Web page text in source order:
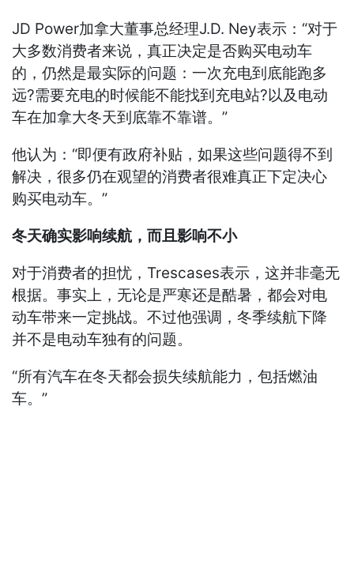
JD Power加拿大董事总经理J.D. Ney表示：“对于
大多数消费者来说，真正决定是否购买电动车
的，仍然是最实际的问题：一次充电到底能跑多
远?需要充电的时候能不能找到充电站?以及电动
车在加拿大冬天到底靠不靠谱。”
他认为：“即便有政府补贴，如果这些问题得不到
解决，很多仍在观望的消费者很难真正下定决心
购买电动车。”
冬天确实影响续航，而且影响不小
对于消费者的担忧，Trescases表示，这并非毫无
根据。事实上，无论是严寒还是酷暑，都会对电
动车带来一定挑战。不过他强调，冬季续航下降
并不是电动车独有的问题。
“所有汽车在冬天都会损失续航能力，包括燃油
车。”